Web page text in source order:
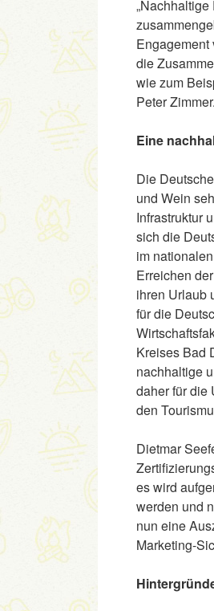
Engagement
die
wie zum
Peter Zimmer.
Eine
Die
und Wein
Infrastruktur
sich die
im
Erreichen
ihren Urlaub
für die
Kreises Bad
nachhaltige
daher für die
den
Dietmar
es wird
werden und
nun eine
Marketing-